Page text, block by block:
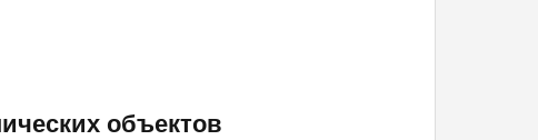
объектов